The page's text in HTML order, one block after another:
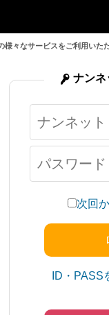
様々なサービスをご利用いた
次回
ID・PASS
ナンネ